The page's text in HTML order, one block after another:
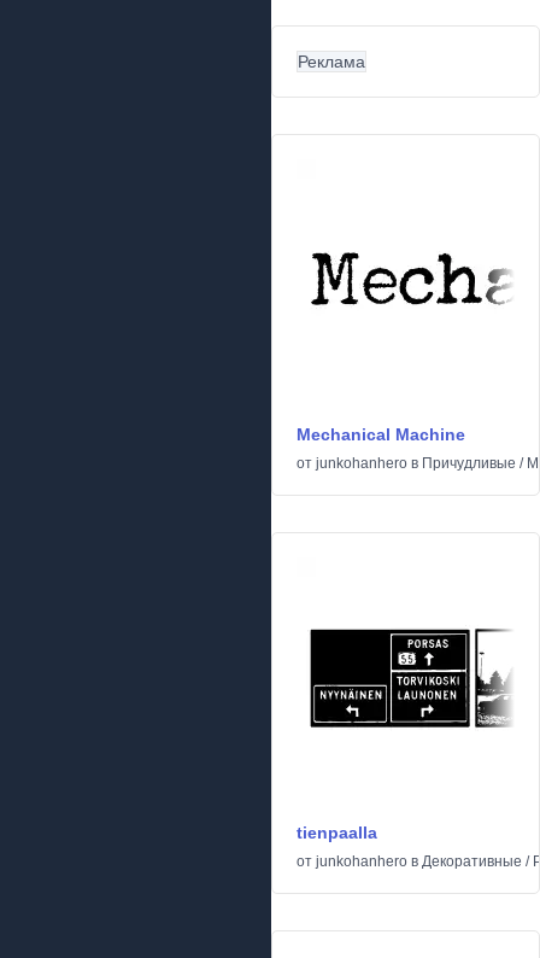
Реклама
Mechanical Machine
от junkohanhero в Причудливые /
tienpaalla
от junkohanhero в Декоративные /